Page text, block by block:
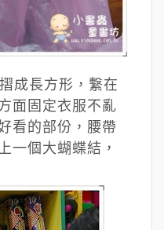
成長方形，繋在
面固定衣服不亂
看的部份，腰帶
一個大蝴蝶結，